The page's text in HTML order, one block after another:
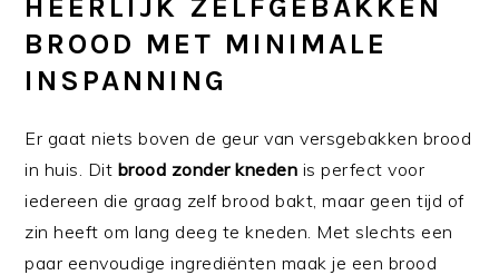
HEERLIJK ZELFGEBAKKEN
BROOD MET MINIMALE
INSPANNING
Er gaat niets boven de geur van versgebakken brood
in huis. Dit brood zonder kneden is perfect voor
iedereen die graag zelf brood bakt, maar geen tijd of
zin heeft om lang deeg te kneden. Met slechts een
paar eenvoudige ingrediënten maak je een brood